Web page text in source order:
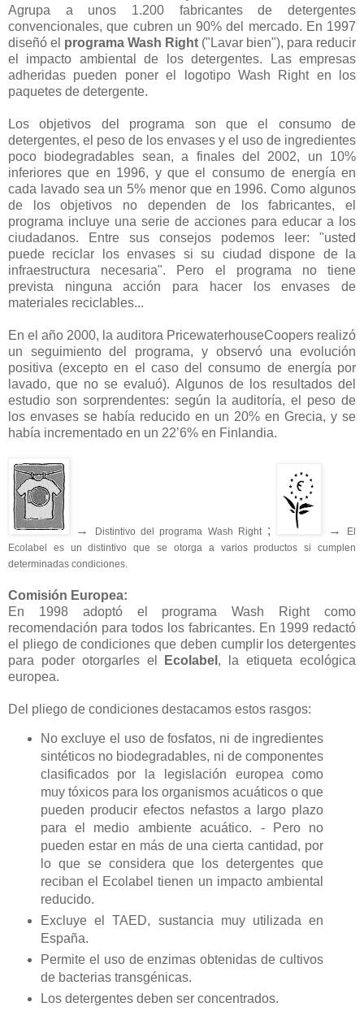
Agrupa a unos 1.200 fabricantes de detergentes
convencionales, que cubren un 90% del mercado. En 1997
diseñó el programa Wash Right ("Lavar bien"), para reducir
el impacto ambiental de los detergentes. Las empresas
adheridas pueden poner el logotipo Wash Right en los
paquetes de detergente.
Los objetivos del programa son que el consumo de
detergentes, el peso de los envases y el uso de ingredientes
poco biodegradables sean, a finales del 2002, un 10%
inferiores que en 1996, y que el consumo de energía en
cada lavado sea un 5% menor que en 1996. Como algunos
de los objetivos no dependen de los fabricantes, el
programa incluye una serie de acciones para educar a los
ciudadanos. Entre sus consejos podemos leer: "usted
puede reciclar los envases si su ciudad dispone de la
infraestructura necesaria". Pero el programa no tiene
prevista ninguna acción para hacer los envases de
materiales reciclables...
En el año 2000, la auditora PricewaterhouseCoopers realizó
un seguimiento del programa, y observó una evolución
positiva (excepto en el caso del consumo de energía por
lavado, que no se evaluó). Algunos de los resultados del
estudio son sorprendentes: según la auditoría, el peso de
los envases se había reducido en un 20% en Grecia, y se
había incrementado en un 22’6% en Finlandia.
→ Distintivo del programa Wash Right; →
El
Ecolabel es un distintivo que se otorga a varios productos si cumplen
determinadas condiciones.
Comisión Europea:
En 1998 adoptó el programa Wash Right como
recomendación para todos los fabricantes. En 1999 redactó
el pliego de condiciones que deben cumplir los detergentes
para poder otorgarles el
Ecolabel , la etiqueta ecológica
europea.
Del pliego de condiciones destacamos estos rasgos:
No excluye el uso de fosfatos, ni de ingredientes
sintéticos no biodegradables, ni de componentes
clasificados por la legislación europea como
muy tóxicos para los organismos acuáticos o que
pueden producir efectos nefastos a largo plazo
para el medio ambiente acuático. - Pero no
pueden estar en más de una cierta cantidad, por
lo que se considera que los detergentes que
reciban el Ecolabel tienen un impacto ambiental
reducido.
Excluye el TAED, sustancia muy utilizada en
España.
Permite el uso de enzimas obtenidas de cultivos
de bacterias transgénicas.
Los detergentes deben ser concentrados.